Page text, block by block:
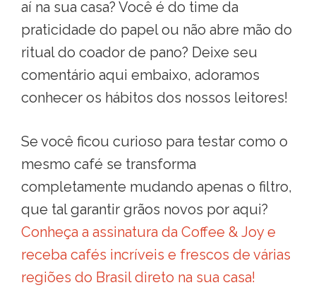
aí na sua casa? Você é do time da
praticidade do papel ou não abre mão do
ritual do coador de pano? Deixe seu
comentário aqui embaixo, adoramos
conhecer os hábitos dos nossos leitores!
Se você ficou curioso para testar como o
mesmo café se transforma
completamente mudando apenas o filtro,
que tal garantir grãos novos por aqui?
Conheça a assinatura da Coffee & Joy e
receba cafés incríveis e frescos de várias
regiões do Brasil direto na sua casa!